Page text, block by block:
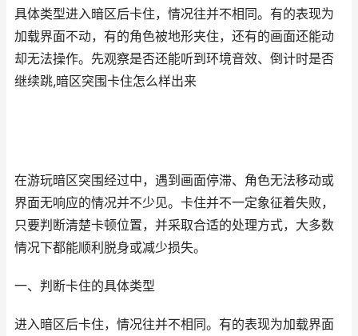
具体类型进入暗区后卡住，情况往并不相同。有的表现为
加载界面不动，有的角色被地形夹住，还有的画面还能动
却无法操作。先观察是否还能听到环境音效、倒计时是否
继续跳,暗区突围卡住怎么样出来
在游玩暗区突围经过中，遇到画面停滞、角色无法移动或
界面无响应的情况并不少见。卡住并不一定象征着失败，
只要判断清楚卡顿位置，并采取合适的处理方式，大多数
情况下都能顺利脱身或减少损失。
一、判断卡住的具体类型
进入暗区后卡住，情况往并不相同。有的表现为加载界面